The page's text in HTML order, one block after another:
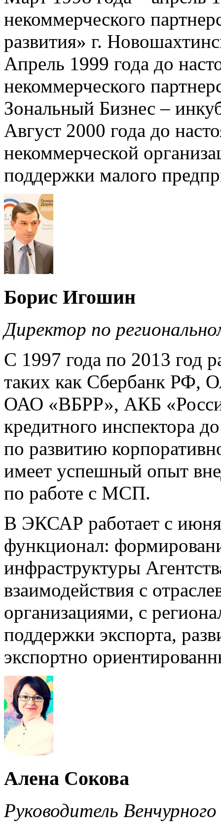
некоммерческого
развития» г.
Апрель 1999 года до
некоммерческого
Зональный Бизнес –
Август 2000 года до
некоммерческой
поддержки малого
Борис Игошин
Директор по
С 1997 года по 2013 год
таких как Сбербанк
ОАО «ВБРР», АКБ
кредитного инспектора
по развитию
имеет успешный опыт
по работе с МСП.
В ЭКСАР работает с
функционал:
инфраструктуры
взаимодействия с
организациями, с
поддержки экспорта,
экспортно
Алена Сокова
Руководитель